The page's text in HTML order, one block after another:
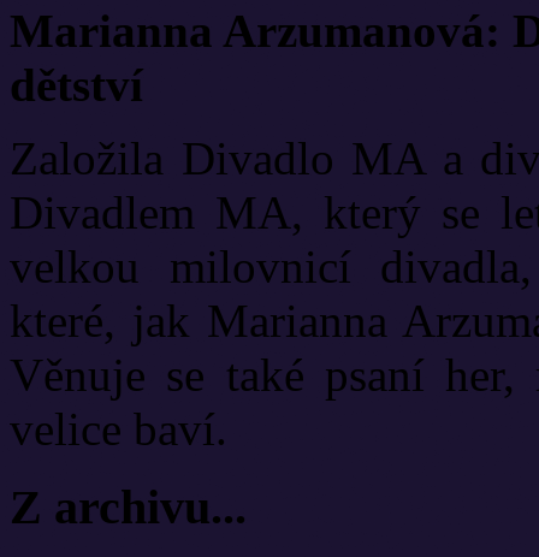
Marianna Arzumanová:
dětství
Založila Divadlo MA a
Divadlem MA, který se
velkou milovnicí
které, jak Marianna
Věnuje se také psaní
velice baví.
Z archivu...